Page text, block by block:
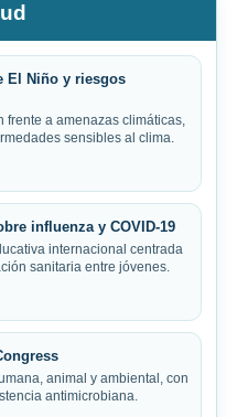
El Niño y riesgos
frente a amenazas climáticas,
sensibles al clima.
influenza y COVID-19
internacional centrada
sanitaria entre jóvenes.
animal y ambiental, con
antimicrobiana.